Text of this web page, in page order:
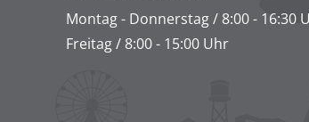
Montag - Donnerstag / 8:00 - 16:30
Freitag / 8:00 - 15:00 Uhr